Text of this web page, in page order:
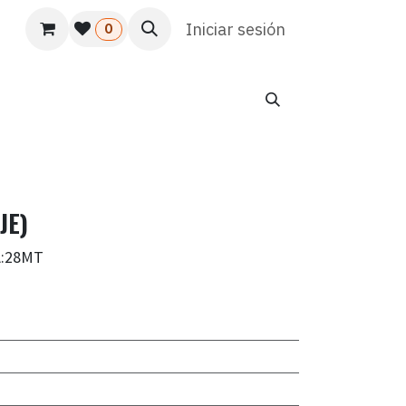
Usuario Atención al cliente HR
0 Iniciar sesión